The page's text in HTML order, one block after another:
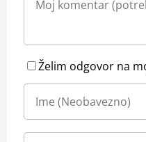
Želim odgovor na